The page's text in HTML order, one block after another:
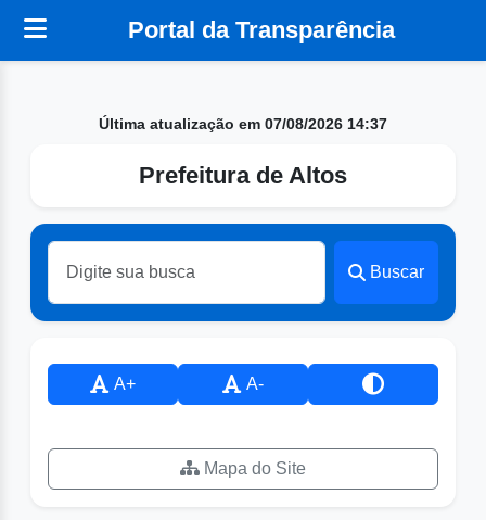
Portal da Transparência
Última atualização em 07/08/2026 14:37
Prefeitura de Altos
Buscar
A+ A-
Mapa do Site